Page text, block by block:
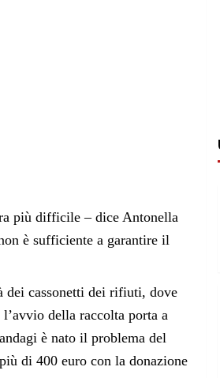
più difficile – dice Antonella
è sufficiente a garantire il
dei cassonetti dei rifiuti, dove
della raccolta porta a
è nato il problema del
di 400 euro con la donazione